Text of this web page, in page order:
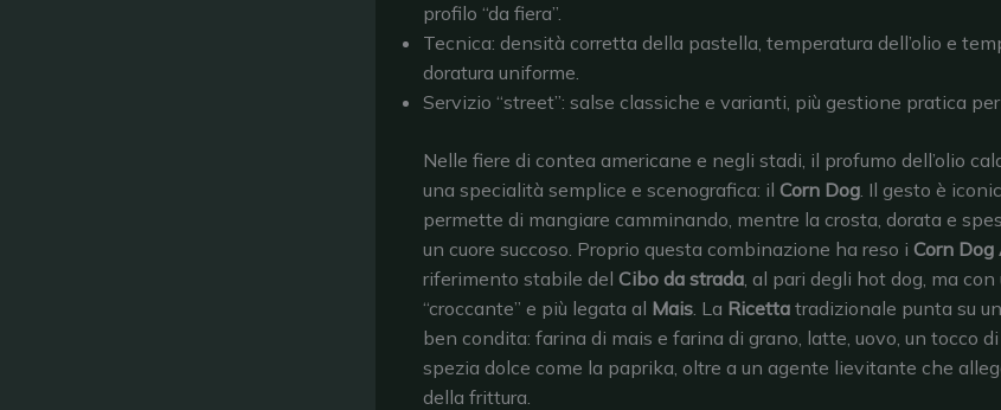
profilo “da fiera”.
Tecnica: densità corretta della pastella, temperatura dell’olio e
doratura uniforme.
Servizio “street”: salse classiche e varianti, più gestione pratica
Nelle fiere di contea americane e negli stadi, il profumo dell’olio
una specialità semplice e scenografica: il Corn Dog. Il gesto è
permette di mangiare camminando, mentre la crosta, dorata e
un cuore succoso. Proprio questa combinazione ha reso i Corn
riferimento stabile del Cibo da strada, al pari degli hot dog, ma
“croccante” e più legata al Mais. La Ricetta tradizionale punta su
ben condita: farina di mais e farina di grano, latte, uovo, un tocco
spezia dolce come la paprika, oltre a un agente lievitante che
della frittura.